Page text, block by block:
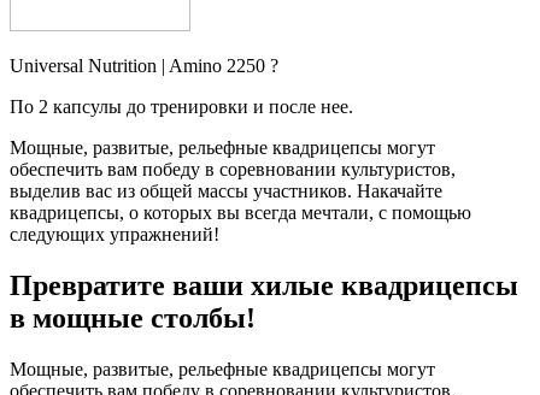
Universal Nutrition | Amino 2250 ?
По 2 капсулы до тренировки и после нее.
Мощные, развитые, рельефные квадрицепсы могут
обеспечить вам победу в соревновании культуристов,
выделив вас из общей массы участников. Накачайте
квадрицепсы, о которых вы всегда мечтали, с помощью
следующих упражнений!
Превратите ваши хилые квадрицепсы
в мощные столбы!
Мощные, развитые, рельефные квадрицепсы могут
обеспечить вам победу в соревновании культуристов,